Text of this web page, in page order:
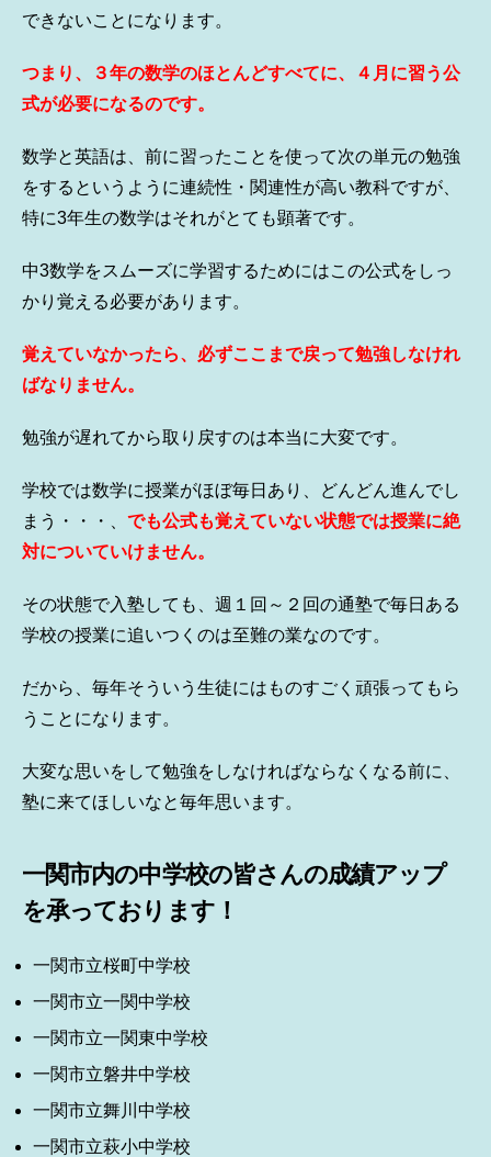
できないことになります。
つまり、３年の数学のほとんどすべてに、
４月に習う公
式が必要になるのです。
数学と英語は、前に習ったことを使って次の単元の勉強
をするというように連続性・関連性が高い教科ですが、
特に3年生の数学はそれがとても顕著です。
中3数学をスムーズに学習するためにはこの公式をしっ
かり覚える必要があります。
覚えていなかったら、必ずここまで戻って勉強しなけれ
ばなりません。
勉強が遅れてから取り戻すのは本当に大変です。
学校では数学に授業がほぼ毎日あり、どんどん進んでし
まう・・・、 でも公式も覚えていない状態では授業に絶
対についていけません。
その状態で入塾しても、週１回～２回の通塾で毎日ある
学校の授業に追いつくのは至難の業なのです。
だから、毎年そういう生徒にはものすごく頑張ってもら
うことになります。
大変な思いをして勉強をしなければならなくなる前に、
塾に来てほしいなと毎年思います。
一関市内の中学校の皆さんの成績アップ
を承っております！
一関市立桜町中学校
一関市立一関中学校
一関市立一関東中学校
一関市立磐井中学校
一関市立舞川中学校
一関市立萩小中学校